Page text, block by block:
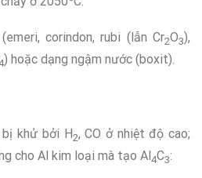
corindon, rubi (lẫn Cr2O3),
) hoặc dạng ngậm nước (boxit).
bị khử bởi H2, CO ở nhiệt độ cao;
cho Al kim loại mà tạo Al4C3: